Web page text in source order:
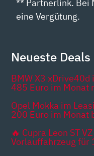
** Partnerlink. Bei
eine Vergütung.
Neueste Deals
BMW X3 xDrive40d
485 Euro im Monat
Opel Mokka im
200 Euro im Monat
🔥 Cupra Leon ST
Vorlauffahrzeug für